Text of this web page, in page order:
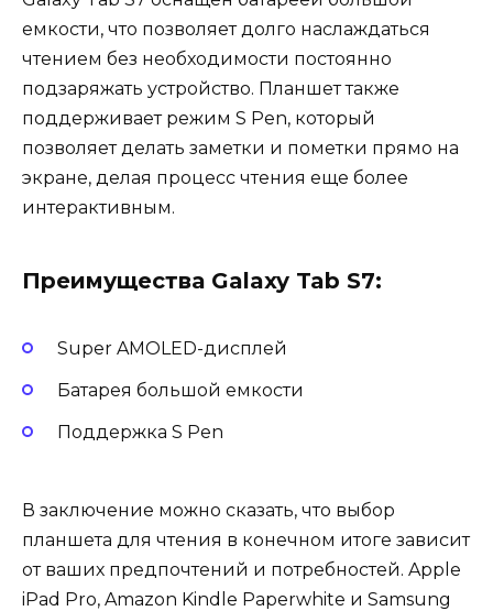
емкости, что позволяет долго наслаждаться
чтением без необходимости постоянно
подзаряжать устройство. Планшет также
поддерживает режим S Pen, который
позволяет делать заметки и пометки прямо на
экране, делая процесс чтения еще более
интерактивным.
Преимущества Galaxy Tab S7:
Super AMOLED-дисплей
Батарея большой емкости
Поддержка S Pen
В заключение можно сказать, что выбор
планшета для чтения в конечном итоге зависит
от ваших предпочтений и потребностей. Apple
iPad Pro, Amazon Kindle Paperwhite и Samsung